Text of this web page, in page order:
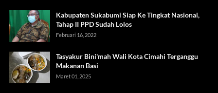
Kabupaten Sukabumi Siap Ke Tingkat Nasional,
Tahap II PPD Sudah Lolos
Februari 16, 2022
Tasyakur Bini'mah Wali Kota Cimahi Terganggu
Makanan Basi
Maret 01, 2025